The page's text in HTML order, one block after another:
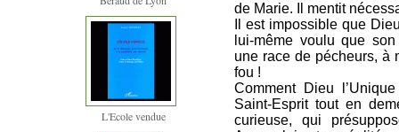
L'Ecole vendue
de Marie. Il mentit
Il est impossible que
lui-même voulu que
une race de pécheurs, à
fou !
Comment Dieu
Saint-Esprit tout en
curieuse, qui